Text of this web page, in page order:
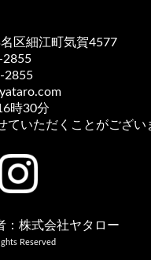
区細江町気賀4577
2855
2855
時30分
いただくことがござい
株式会社ヤタロー
Reserved